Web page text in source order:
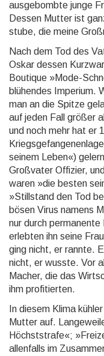
ausge­bombte junge
Dessen Mutter ist
stu­be, die meine
Nach dem Tod des
Oskar dessen
Boutique »Mode-
blühendes Imperium.
man an die Spitze
auf jeden Fall größer
und noch mehr hat er
seinem Leben«)
Großvater Offizier,
waren »die besten
»Stillstand den Tod
bösen Virus namens
nur durch
erlebten ihn seine
ging nicht, er rannte.
nicht, er wusste. Vor
Macher, die das
ihm profitierten.
In diesem Klima
Mutter auf.
Höchststrafe«;
allenfalls im